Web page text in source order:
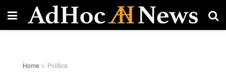
Home Politica